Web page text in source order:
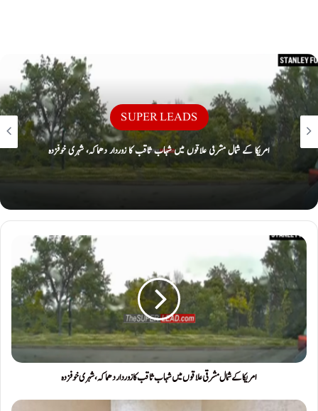
SUPER LEADS
امریکا کے شمال مشرقی علاقوں میں شہاب ثاقب کا زوردار دھماکہ، شہری خوفزدہ
امریکا کے شمال مشرقی علاقوں میں شہاب ثاقب کا زوردار دھماکہ، شہری خوفزدہ